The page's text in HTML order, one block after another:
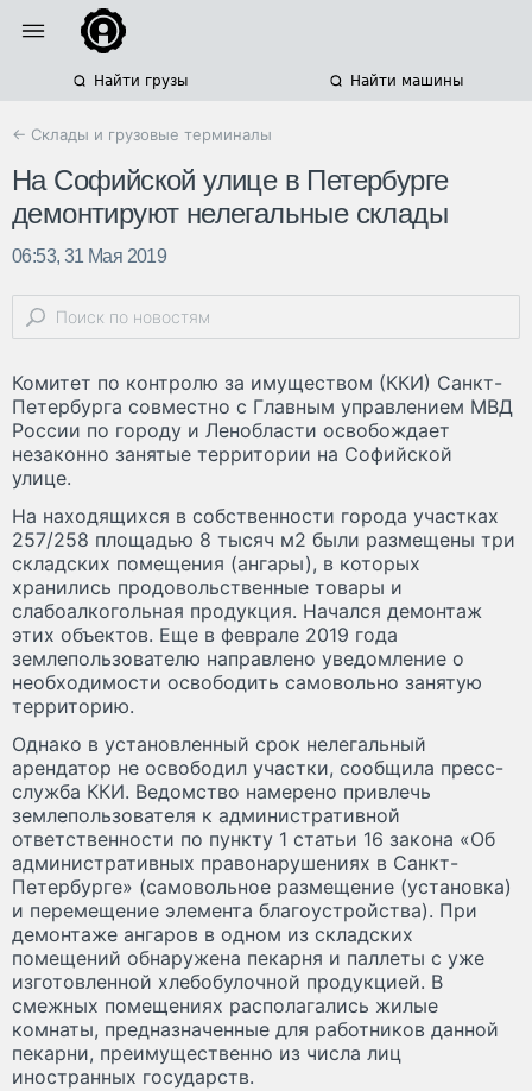
Найти грузы Найти машины
← Склады и грузовые терминалы
На Софийской улице в Петербурге
демонтируют нелегальные склады
06:53, 31 Мая 2019
Комитет по контролю за имуществом (ККИ) Санкт-
Петербурга совместно с Главным управлением МВД
России по городу и Ленобласти освобождает
незаконно занятые территории на Софийской
улице.
На находящихся в собственности города участках
257/258 площадью 8 тысяч м2 были размещены три
складских помещения (ангары), в которых
хранились продовольственные товары и
слабоалкогольная продукция. Начался демонтаж
этих объектов. Еще в феврале 2019 года
землепользователю направлено уведомление о
необходимости освободить самовольно занятую
территорию.
Однако в установленный срок нелегальный
арендатор не освободил участки, сообщила пресс-
служба ККИ. Ведомство намерено привлечь
землепользователя к административной
ответственности по пункту 1 статьи 16 закона «Об
административных правонарушениях в Санкт-
Петербурге» (самовольное размещение (установка)
и перемещение элемента благоустройства). При
демонтаже ангаров в одном из складских
помещений обнаружена пекарня и паллеты с уже
изготовленной хлебобулочной продукцией. В
смежных помещениях располагались жилые
комнаты, предназначенные для работников данной
пекарни, преимущественно из числа лиц
иностранных государств.